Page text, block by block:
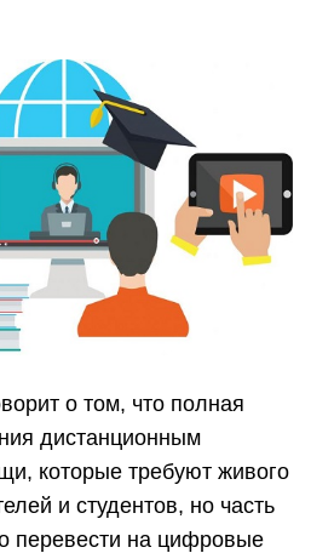
о том, что полная
дистанционным
которые требуют живого
и студентов, но часть
перевести на цифровые